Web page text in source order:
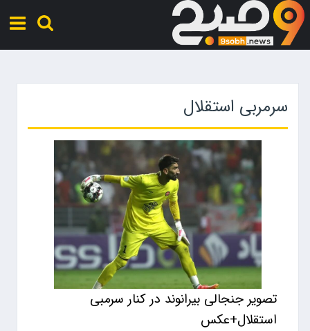
سرمربی استقلال
تصویر جنجالی بیرانوند در کنار سرمبی
استقلال+عکس